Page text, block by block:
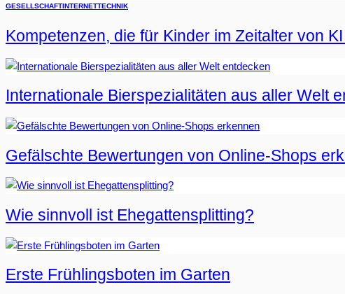
GESELLSCHAFTINTERNETTECHNIK
Kompetenzen, die für Kinder im Zeitalter von
Internationale Bierspezialitäten aus aller Welt
Gefälschte Bewertungen von Online-Shops
Wie sinnvoll ist Ehegattensplitting?
Erste Frühlingsboten im Garten